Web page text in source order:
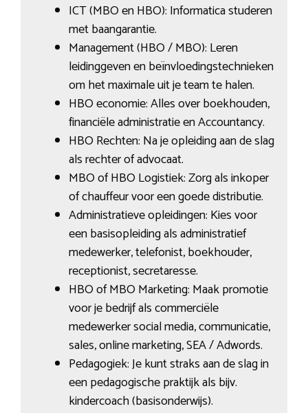
ICT (MBO en HBO): Informatica studeren
met baangarantie.
Management (HBO / MBO): Leren
leidinggeven en beïnvloedingstechnieken
om het maximale uit je team te halen.
HBO economie: Alles over boekhouden,
financiële administratie en Accountancy.
HBO Rechten: Na je opleiding aan de slag
als rechter of advocaat.
MBO of HBO Logistiek: Zorg als inkoper
of chauffeur voor een goede distributie.
Administratieve opleidingen: Kies voor
een basisopleiding als administratief
medewerker, telefonist, boekhouder,
receptionist, secretaresse.
HBO of MBO Marketing: Maak promotie
voor je bedrijf als commerciële
medewerker social media, communicatie,
sales, online marketing, SEA / Adwords.
Pedagogiek: Je kunt straks aan de slag in
een pedagogische praktijk als bijv.
kindercoach (basisonderwijs).